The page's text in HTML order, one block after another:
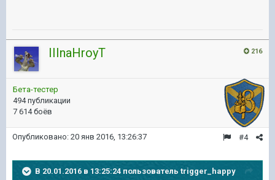
216
IIInaHroyT
Бета-тестер
494 публикации
7 614 боёв
#4
Опубликовано: 20 янв 2016, 13:26:37
В 20.01.2016 в 13:25:24 пользователь trigger_happy